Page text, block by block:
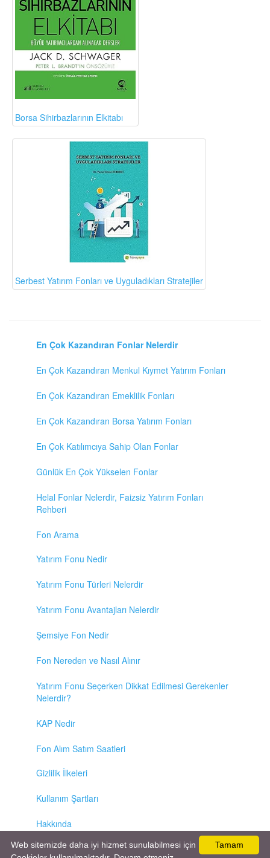
Borsa Sihirbazlarının Elkitabı
Serbest Yatırım Fonları ve Uyguladıkları Stratejiler
En Çok Kazandıran Fonlar Nelerdir
En Çok Kazandıran Menkul Kıymet Yatırım Fonları
En Çok Kazandıran Emeklilik Fonları
En Çok Kazandıran Borsa Yatırım Fonları
En Çok Katılımcıya Sahip Olan Fonlar
Günlük En Çok Yükselen Fonlar
Helal Fonlar Nelerdir, Faizsiz Yatırım Fonları
Rehberi
Fon Arama
Yatırım Fonu Nedir
Yatırım Fonu Türleri Nelerdir
Yatırım Fonu Avantajları Nelerdir
Şemsiye Fon Nedir
Fon Nereden ve Nasıl Alınır
Yatırım Fonu Seçerken Dikkat Edilmesi Gerekenler
Nelerdir?
KAP Nedir
Fon Alım Satım Saatleri
Gizlilik İlkeleri
Kullanım Şartları
Hakkında
İletişim / Reklam Tamam
Web sitemizde daha iyi hizmet sunulabilmesi için